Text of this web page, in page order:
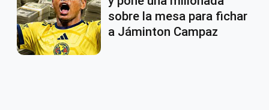
sobre la mesa para fichar
a Jáminton Campaz